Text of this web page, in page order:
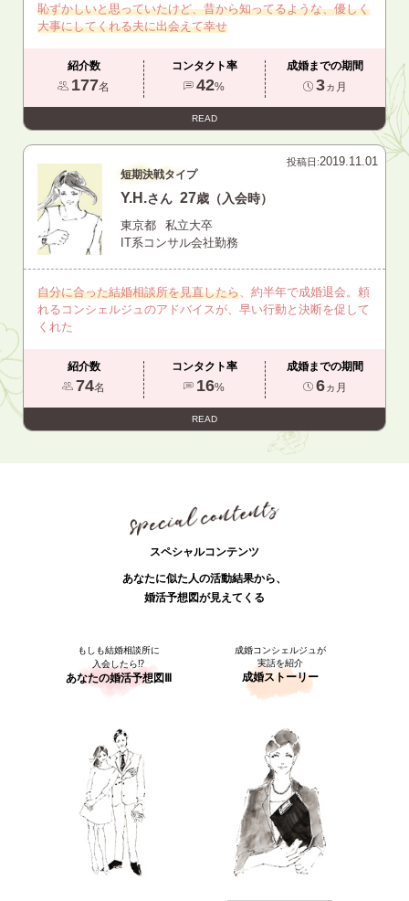
恥ずかしいと思っていたけど、昔から知ってるような、優しく
大事にしてくれる夫に出会えて幸せ
紹介数
177名
コンタクト率
42%
成婚までの期間
3ヵ月
READ
投稿日:2019.11.01
短期決戦タイプ
Y.H.さん 27歳（入会時）
東京都
私立大卒
IT系コンサル会社勤務
自分に合った結婚相談所を見直したら 、約半年で成婚退会。頼
れるコンシェルジュのアドバイスが、早い行動と決断を促して
くれた
紹介数
74名
コンタクト率
16%
成婚までの期間
6ヵ月
READ
スペシャルコンテンツ
あなたに似た人の活動結果から、
婚活予想図が見えてくる
もしも結婚相談所に
入会したら⁉
あなたの婚活予想図Ⅲ
成婚コンシェルジュが
実話を紹介
成婚ストーリー